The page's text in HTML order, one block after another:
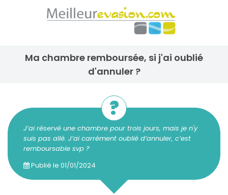
ma chambre remboursée, si j'ai oublié
d'annuler ?
J’ai réservé une chambre pour trois jours, mais je n'y
suis pas allé. J’ai carrément oublié d’annuler, c’est
remboursable svp ?
Publié le 01/01/2024